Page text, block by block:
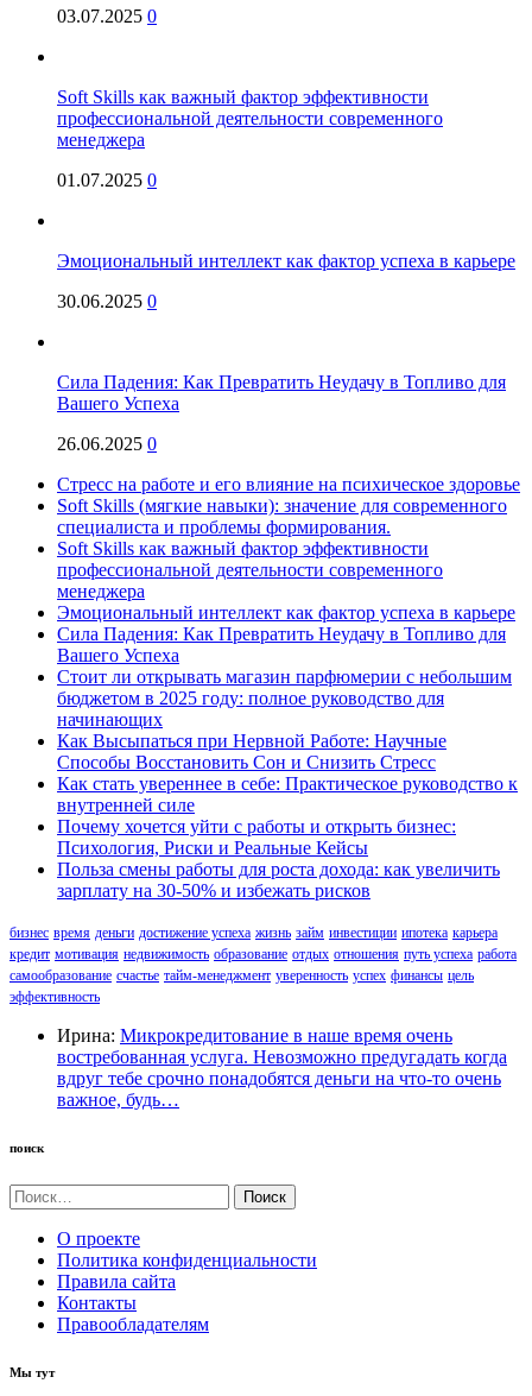
03.07.2025 0
Soft Skills как важный фактор эффективности
профессиональной деятельности современного
менеджера
01.07.2025 0
Эмоциональный интеллект как фактор успеха в карьере
30.06.2025 0
Сила Падения: Как Превратить Неудачу в Топливо для
Вашего Успеха
26.06.2025 0
Стресс на работе и его влияние на психическое здоровье
Soft Skills (мягкие навыки): значение для современного
специалиста и проблемы формирования.
Soft Skills как важный фактор эффективности
профессиональной деятельности современного
менеджера
Эмоциональный интеллект как фактор успеха в карьере
Сила Падения: Как Превратить Неудачу в Топливо для
Вашего Успеха
Стоит ли открывать магазин парфюмерии с небольшим
бюджетом в 2025 году: полное руководство для
начинающих
Как Высыпаться при Нервной Работе: Научные
Способы Восстановить Сон и Снизить Стресс
Как стать увереннее в себе: Практическое руководство к
внутренней силе
Почему хочется уйти с работы и открыть бизнес:
Психология, Риски и Реальные Кейсы
Польза смены работы для роста дохода: как увеличить
зарплату на 30-50% и избежать рисков
бизнес время деньги достижение успеха жизнь займ инвестиции ипотека карьера
кредит мотивация недвижимость образование отдых отношения путь успеха работа
самообразование счастье тайм-менеджмент уверенность успех финансы цель
эффективность
Ирина: Микрокредитование в наше время очень
востребованная услуга. Невозможно предугадать когда
вдруг тебе срочно понадобятся деньги на что-то очень
важное, будь…
поиск
Найти:
О проекте
Политика конфиденциальности
Правила сайта
Контакты
Правообладателям
Мы тут